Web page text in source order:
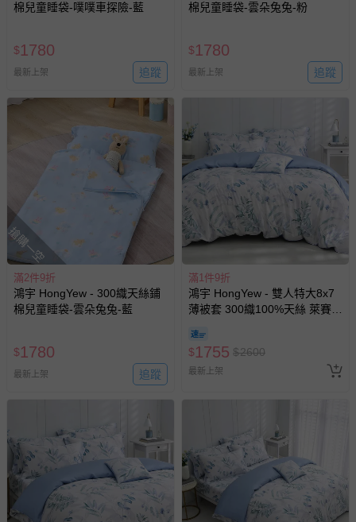
棉兒童睡袋-噗噗車探險-藍
$1780
最新上架 追蹤
棉兒童睡袋-雲朵兔兔-粉
$1780
最新上架 追蹤
搶購一空
滿2件9折
鴻宇 HongYew - 300織天絲鋪
棉兒童睡袋-雲朵兔兔-藍
$1780
最新上架 追蹤
滿1件9折
鴻宇 HongYew - 雙人特大8x7
薄被套 300織100%天絲 萊賽
$1755 $2600
最新上架